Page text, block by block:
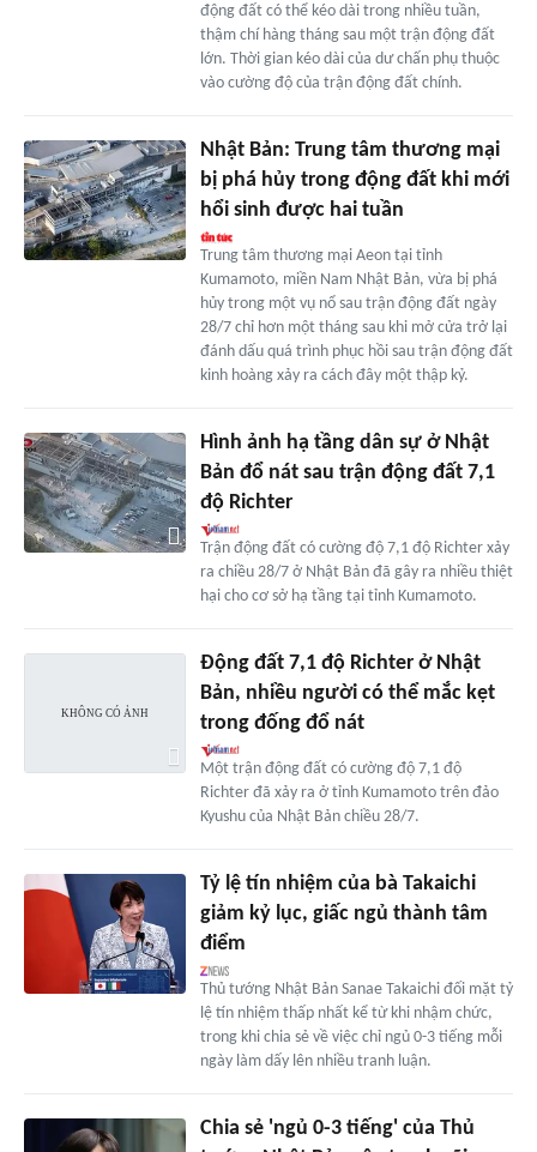
động đất có thể kéo dài trong nhiều tuần,
thậm chí hàng tháng sau một trận động đất
lớn. Thời gian kéo dài của dư chấn phụ thuộc
vào cường độ của trận động đất chính.
Nhật Bản: Trung tâm thương mại
bị phá hủy trong động đất khi mới
hổi sinh được hai tuần
Trung tâm thương mại Aeon tại tỉnh
Kumamoto, miền Nam Nhật Bản, vừa bị phá
hủy trong một vụ nổ sau trận động đất ngày
28/7 chỉ hơn một tháng sau khi mở cửa trở lại
đánh dấu quá trình phục hồi sau trận động đất
kinh hoàng xảy ra cách đây một thập kỷ.
Hình ảnh hạ tầng dân sự ở Nhật
Bản đổ nát sau trận động đất 7,1
độ Richter
Trận động đất có cường độ 7,1 độ Richter xảy
ra chiều 28/7 ở Nhật Bản đã gây ra nhiều thiệt
hại cho cơ sở hạ tầng tại tỉnh Kumamoto.
Động đất 7,1 độ Richter ở Nhật
Bản, nhiều người có thể mắc kẹt
trong đống đổ nát
Một trận động đất có cường độ 7,1 độ
Richter đã xảy ra ở tỉnh Kumamoto trên đảo
Kyushu của Nhật Bản chiều 28/7.
Tỷ lệ tín nhiệm của bà Takaichi
giảm kỷ lục, giấc ngủ thành tâm
điểm
Thủ tướng Nhật Bản Sanae Takaichi đối mặt tỷ
lệ tín nhiệm thấp nhất kể từ khi nhậm chức,
trong khi chia sẻ về việc chỉ ngủ 0-3 tiếng mỗi
ngày làm dấy lên nhiều tranh luận.
Chia sẻ 'ngủ 0-3 tiếng' của Thủ